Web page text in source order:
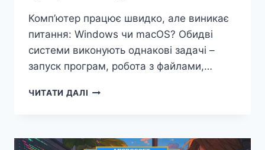
Комп’ютер працює швидко, але виникає
питання: Windows чи macOS? Обидві
системи виконують однакові задачі –
запуск програм, робота з файлами,…
ЧИТАТИ ДАЛІ РІЗНИЦЯ
MACOS